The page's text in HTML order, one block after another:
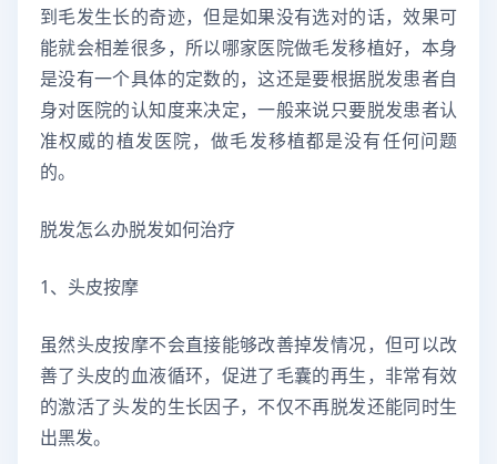
到毛发生长的奇迹，但是如果没有选对的话，效果可
能就会相差很多，所以哪家医院做毛发移植好，本身
是没有一个具体的定数的，这还是要根据脱发患者自
身对医院的认知度来决定，一般来说只要脱发患者认
准权威的植发医院，做毛发移植都是没有任何问题
的。
脱发怎么办脱发如何治疗
1、头皮按摩
虽然头皮按摩不会直接能够改善掉发情况，但可以改
善了头皮的血液循环，促进了毛囊的再生，非常有效
的激活了头发的生长因子，不仅不再脱发还能同时生
出黑发。